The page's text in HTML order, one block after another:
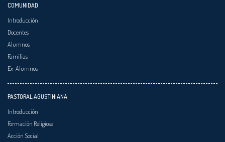
COMUNIDAD
Introducción
Docentes
Alumnos
Familias
Ex-Alumnos
PASTORAL AGUSTINIANA
Introducción
Formación Religiosa
Acción Social